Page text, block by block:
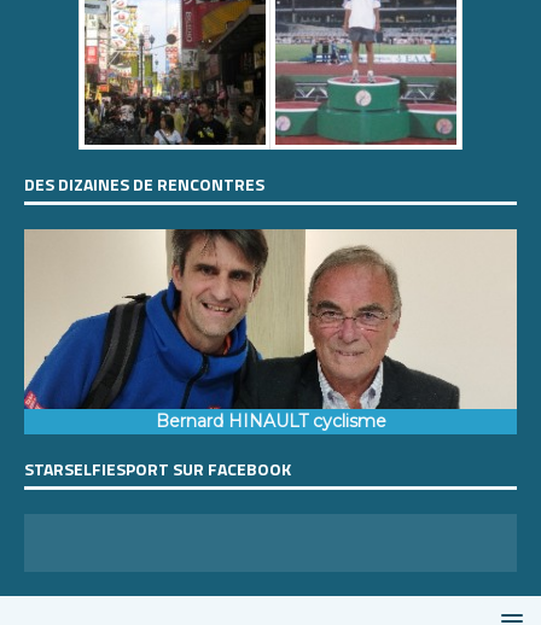
DES DIZAINES DE RENCONTRES
Bernard HINAULT cyclisme
STARSELFIESPORT SUR FACEBOOK